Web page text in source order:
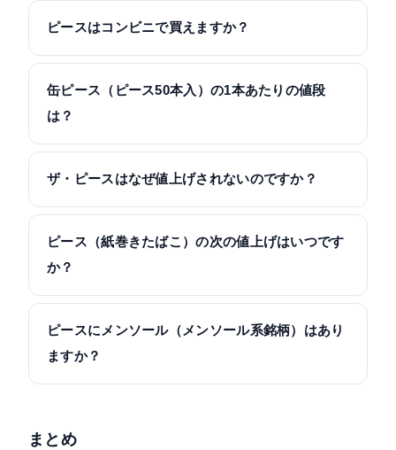
ピースはコンビニで買えますか？
缶ピース（ピース50本入）の1本あたりの値段
は？
ザ・ピースはなぜ値上げされないのですか？
ピース（紙巻きたばこ）の次の値上げはいつです
か？
ピースにメンソール（メンソール系銘柄）はあり
ますか？
まとめ